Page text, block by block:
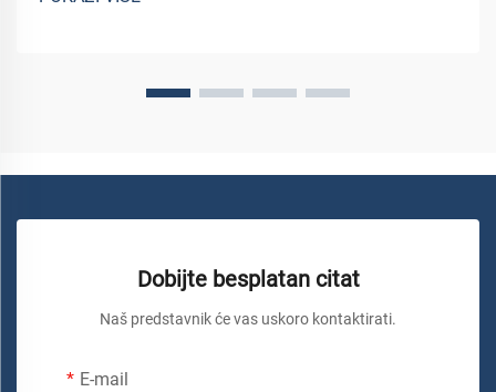
uz...
Dobijte besplatan citat
Naš predstavnik će vas uskoro kontaktirati.
E-mail